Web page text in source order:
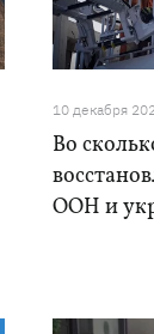
10 декабря
Во
ООН и